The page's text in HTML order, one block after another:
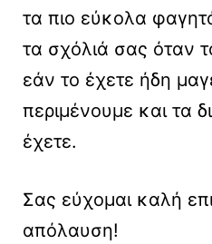
τα πιο εύκολα
τα σχόλιά σας όταν
εάν το έχετε ήδη
περιμένουμε και τα
έχετε.
Σας εύχομαι καλή
απόλαυση!